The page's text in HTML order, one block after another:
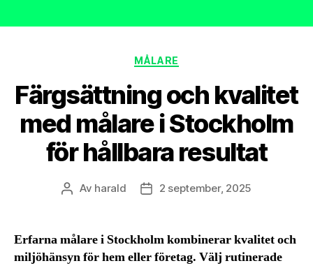
Kategorier
MÅLARE
Färgsättning och kvalitet
med målare i Stockholm
för hållbara resultat
Inläggsförfattare
Av harald Inläggsdatum
2 september, 2025
Erfarna målare i Stockholm kombinerar kvalitet och
miljöhänsyn för hem eller företag. Välj rutinerade